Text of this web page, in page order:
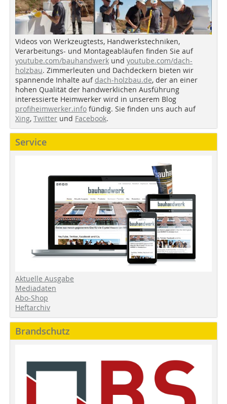
Videos von Werkzeugtests, Handwerkstechniken,
Verarbeitungs- und Montageabläufen finden Sie auf
youtube.com/bauhandwerk und youtube.com/dach-
holzbau. Zimmerleuten und Dachdeckern bieten wir
spannende Inhalte auf dach-holzbau.de, der an einer
hohen Qualität der handwerklichen Ausführung
interessierte Heimwerker wird in unserem Blog
profiheimwerker.info fündig. Sie finden uns auch auf
Xing, Twitter und Facebook.
Service
Aktuelle Ausgabe
Mediadaten
Abo-Shop
Heftarchiv
Brandschutz